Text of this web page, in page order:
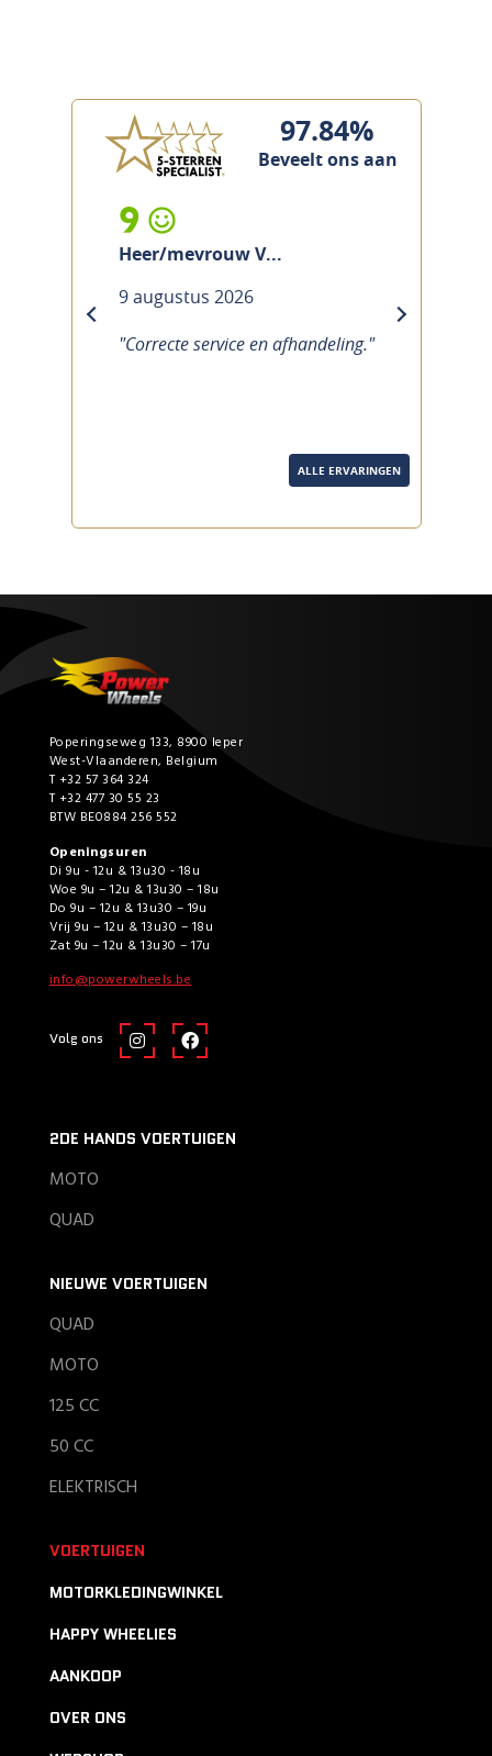
97.84%
Beveelt ons aan
9
Heer/mevrouw V...
9 augustus 2026
"Correcte service en afhandeling."
next
ALLE ERVARINGEN
Poperingseweg 133, 8900 Ieper
West-Vlaanderen, Belgium
T +32 57 364 324
T +32 477 30 55 23
BTW BE0884 256 552
Openingsuren
Di 9u - 12u & 13u30 - 18u
Woe 9u – 12u & 13u30 – 18u
Do 9u – 12u & 13u30 – 19u
Vrij 9u – 12u & 13u30 – 18u
Zat 9u – 12u & 13u30 – 17u
info@powerwheels.be
Volg ons
2DE HANDS VOERTUIGEN
MOTO
QUAD
NIEUWE VOERTUIGEN
QUAD
MOTO
125 CC
50 CC
ELEKTRISCH
VOERTUIGEN
MOTORKLEDINGWINKEL
HAPPY WHEELIES
AANKOOP
OVER ONS